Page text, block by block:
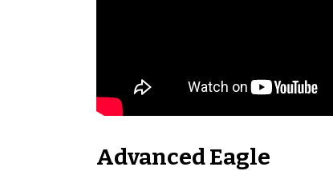
Advanced Eagle